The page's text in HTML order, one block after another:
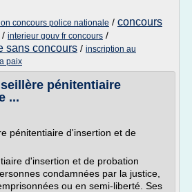
concours police nationale / concours
/ interieur gouv fr concours /
sans concours / inscription au
paix
pénitentiaire
...
pénitentiaire d'insertion et de
d'insertion et de probation
condamnées par la justice,
ou en semi-liberté. Ses